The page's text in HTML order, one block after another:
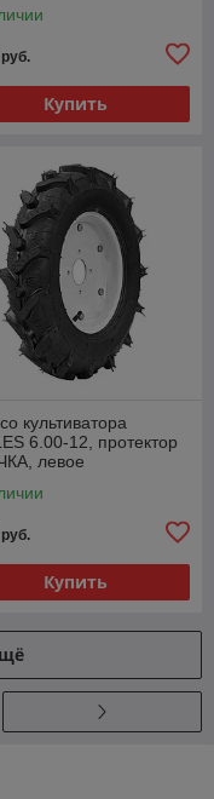
руб.
Купить
культиватора
6.00-12, протектор
левое
руб.
Купить